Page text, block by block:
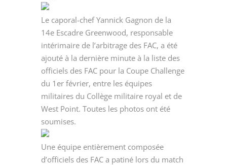
Le caporal-chef Yannick Gagnon de la
14e Escadre Greenwood, responsable
intérimaire de l’arbitrage des FAC, a été
ajouté à la dernière minute à la liste des
officiels des FAC pour la Coupe Challenge
du 1er février, entre les équipes
militaires du Collège militaire royal et de
West Point. Toutes les photos ont été
soumises.
Une équipe entièrement composée
d’officiels des FAC a patiné lors du match